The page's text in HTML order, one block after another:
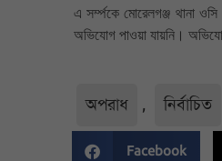
এ সর্ম্পকে মোরেলগঞ্জ থানা
অভিযোগ পাওয়া যায়নি।
অপরাধ , নির্বাচিত
Facebook